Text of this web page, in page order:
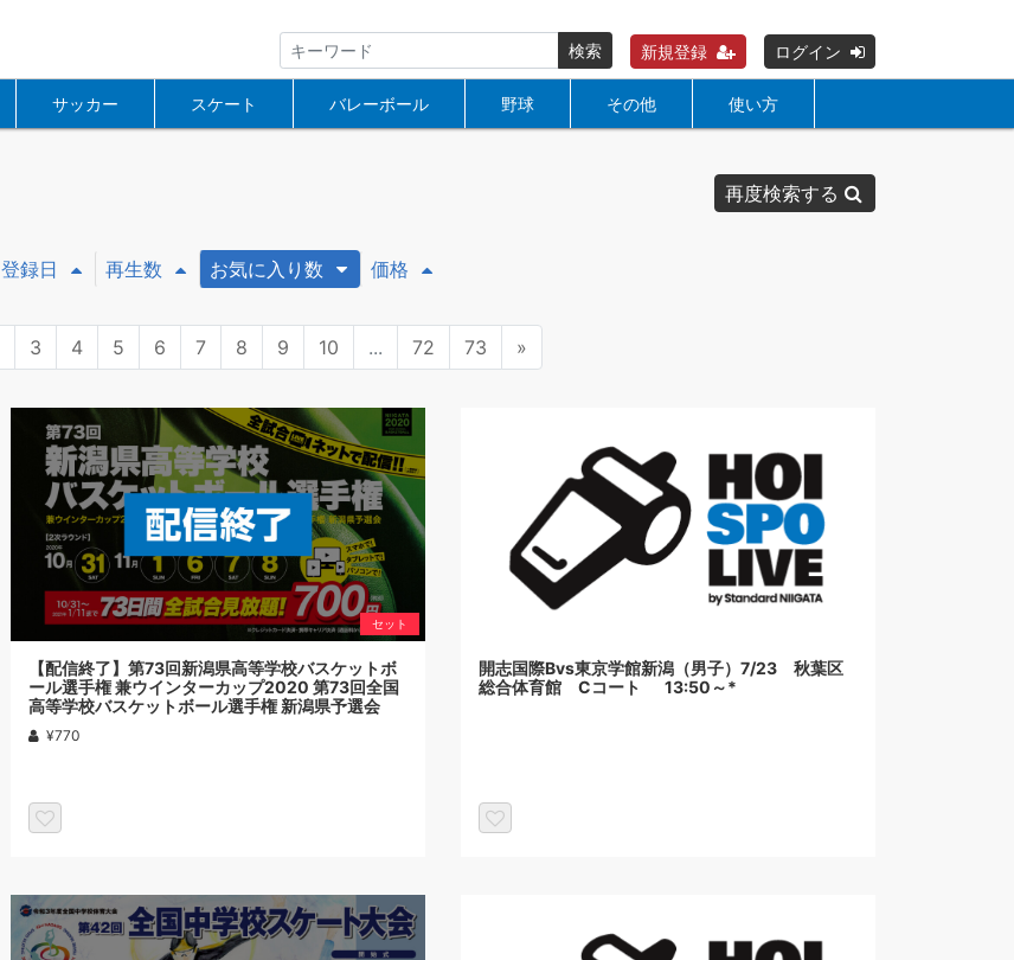
検索 新規登録 ログイン
サッカー スケート バレーボール 野球 その他
使い方
再度検索する
登録日 再生数 お気に入り数 価格
3 4 5 6 7 8 9 10 ... 72 73 »
セット
【配信終了】第73回新潟県高等学校バスケットボ
ール選手権 兼ウインターカップ2020 第73回全国
高等学校バスケットボール選手権 新潟県予選会
¥770
開志国際Bvs東京学館新潟（男子）7/23 秋葉区
総合体育館 Cコート 13:50～*